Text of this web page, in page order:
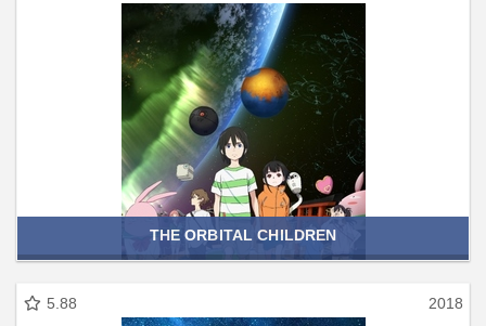
THE ORBITAL CHILDREN
5.88 2018